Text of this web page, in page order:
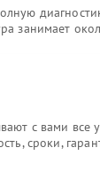
занимает
с вами все
сроки,